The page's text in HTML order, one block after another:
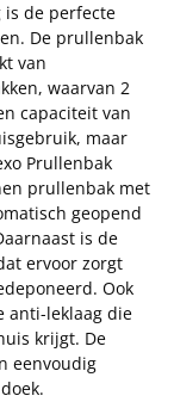
is de perfecte
De prullenbak
van
waarvan 2
capaciteit van
maar
Prullenbak
prullenbak met
geopend
is de
ervoor zorgt
Ook
anti-leklaag die
krijgt. De
eenvoudig